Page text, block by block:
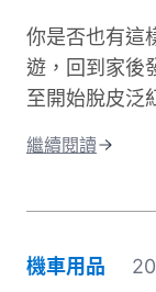
型，更是守護
摔褲的防護原
如何根據通勤
到兼顧安全、
你是否也有這
遊，回到家後
至開始脫皮泛
少。許多人以
下來容易造成
擔心，做好紫
繼續閱讀
機車用品